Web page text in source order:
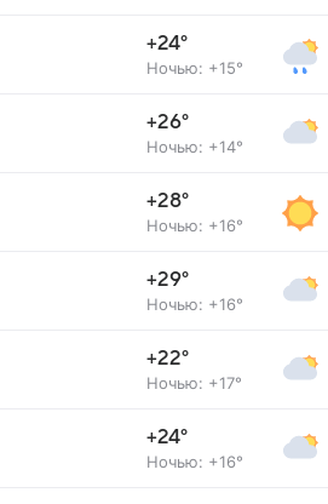
+24°
Ночью: +15°
+26°
Ночью: +14°
+28°
Ночью: +16°
+29°
Ночью: +16°
+22°
Ночью: +17°
+24°
Ночью: +16°